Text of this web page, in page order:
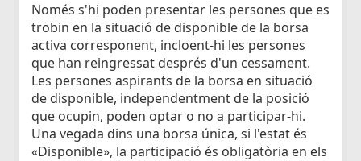
Només s'hi poden presentar les persones que es
trobin en la situació de disponible de la borsa
activa corresponent, incloent-hi les persones
que han reingressat després d'un cessament.
Les persones aspirants de la borsa en situació
de disponible, independentment de la posició
que ocupin, poden optar o no a participar-hi.
Una vegada dins una borsa única, si l'estat és
«Disponible», la participació és obligatòria en els